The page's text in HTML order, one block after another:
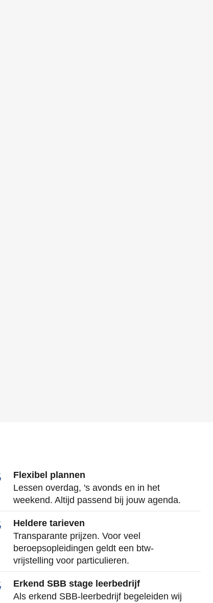
Flexibel plannen
Lessen overdag, 's avonds en in het
weekend. Altijd passend bij jouw agenda.
Heldere tarieven
Transparante prijzen. Voor veel
beroepsopleidingen geldt een btw-
vrijstelling voor particulieren.
Erkend SBB stage leerbedrijf
Als erkend SBB-leerbedrijf begeleiden wij